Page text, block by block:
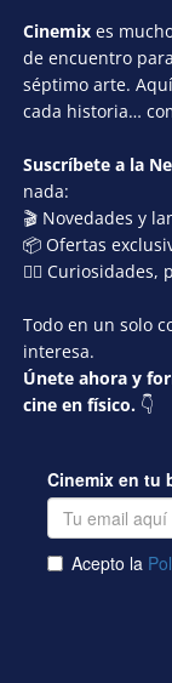
Cinemix es
de encuentro
séptimo arte.
cada historia…
Suscríbete a la
nada:
🎬 Novedades y
📦 Ofertas
🕵️‍♂️ Curiosidades,
Todo en un solo
interesa.
Únete ahora y
cine en físico. 👇